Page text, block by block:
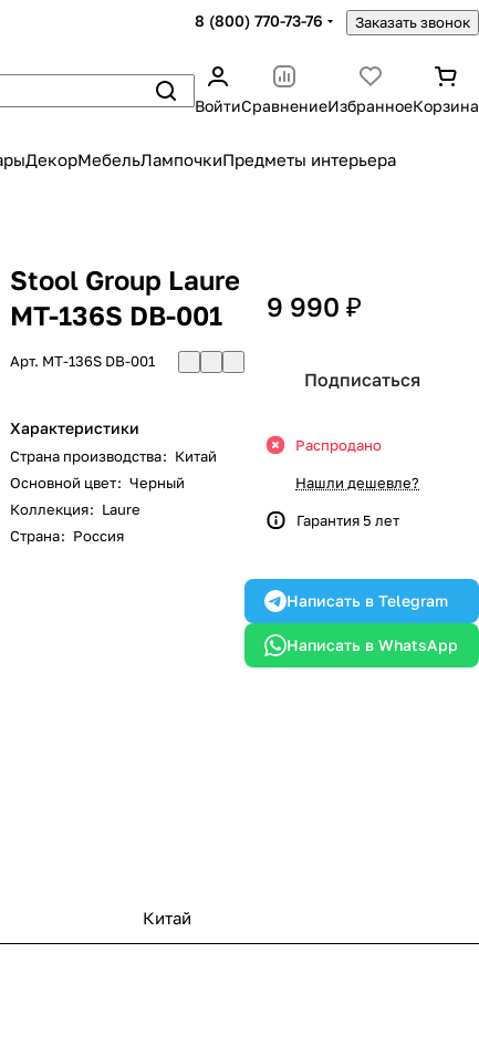
8 (800) 770-73-76 Заказать звонок
ВойтиСравнениеИзбранноеКорзина
ДекорМебельЛампочкиПредметы интерьера
Stool Group Laure
MT-136S DB-001
Арт. MT-136S DB-001
Характеристики
Страна производства: Китай
Основной цвет: Черный
Коллекция: Laure
Страна: Россия
9 990 ₽
Подписаться
Распродано
Нашли дешевле?
Гарантия 5 лет
Написать в Telegram
Написать в WhatsApp
Китай